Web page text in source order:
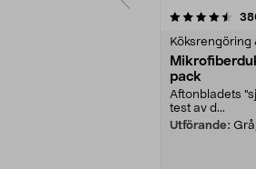
Köksrengöring
pack
Aftonbladets
test av d...
Utförande: